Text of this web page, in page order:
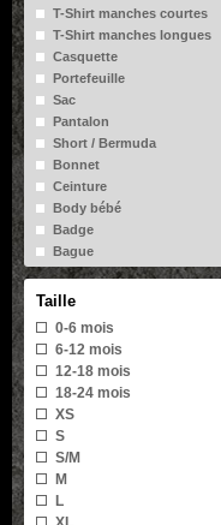
T-Shirt manches courtes
T-Shirt manches longues
Casquette
Portefeuille
Sac
Pantalon
Short / Bermuda
Bonnet
Ceinture
Body bébé
Badge
Bague
Boucle d'oreilles
Bracelet
Figurine
Mug
Pendentif
Porte clé
Sweat-shirts
T-shirt sans manche
Taille
0-6 mois
6-12 mois
12-18 mois
18-24 mois
XS
S
S/M
M
L